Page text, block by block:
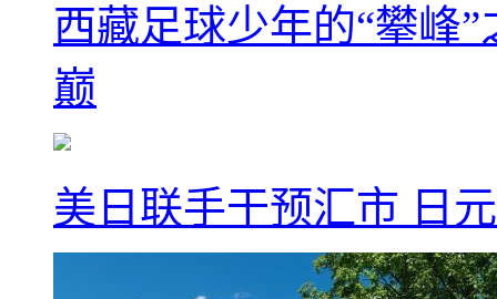
西藏足球少年的“攀峰
巅
美日联手干预汇市 日